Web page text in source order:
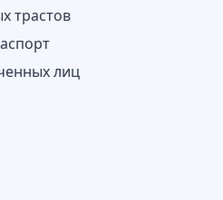
трастов
лиц